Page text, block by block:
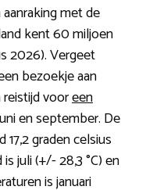
met de
kent 60 miljoen
2026). Vergeet
bezoekje aan
vooreen
en september. De
graden celsius
juli (+/- 28,3 °C) en
is januari